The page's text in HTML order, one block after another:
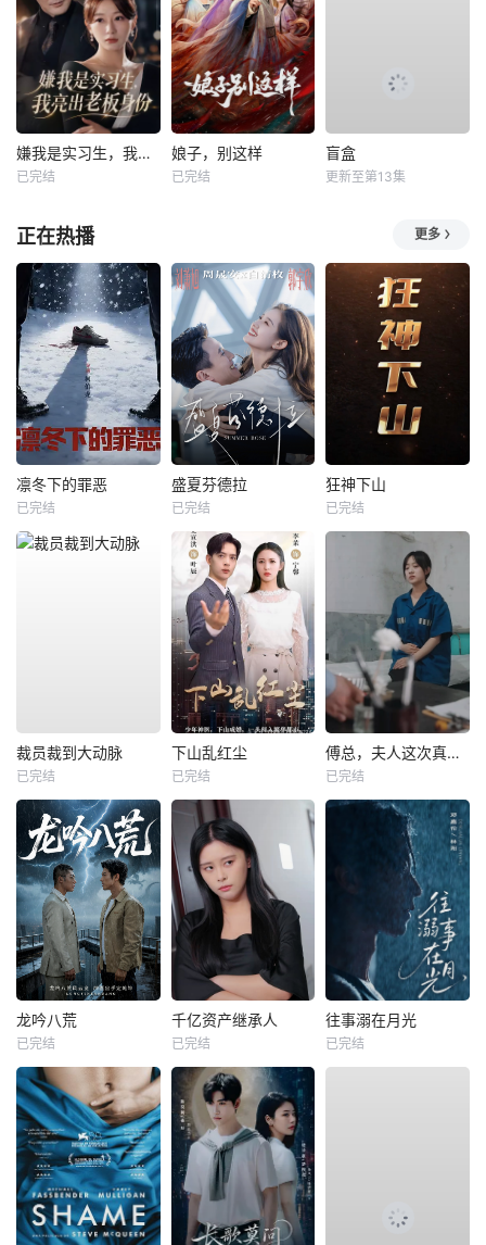
嫌我是实习生，我亮出老板身份
已完结
娘子，别这样
已完结
盲盒
更新至第13集
正在热播 更多
凛冬下的罪恶
已完结
盛夏芬德拉
已完结
狂神下山
已完结
裁员裁到大动脉
已完结
下山乱红尘
已完结
傅总，夫人这次真的死了
已完结
龙吟八荒
已完结
千亿资产继承人
已完结
往事溺在月光
已完结